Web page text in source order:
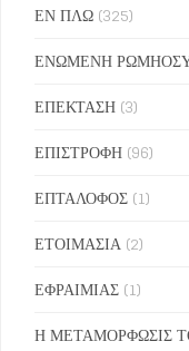
ΕΝ ΠΛΩ (325)
ΕΝΩΜΕΝΗ
ΕΠΕΚΤΑΣΗ (3)
ΕΠΙΣΤΡΟΦΗ (96)
ΕΠΤΑΛΟΦΟΣ (1)
ΕΤΟΙΜΑΣΙΑ (2)
ΕΦΡΑΙΜΙΑΣ (1)
Η ΜΕΤΑΜΟΡΦΩΣΙΣ